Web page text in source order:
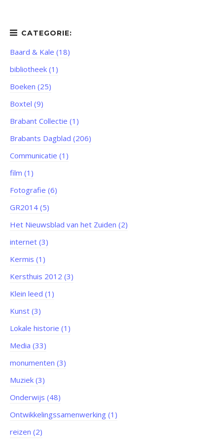
Baard & Kale (18)
bibliotheek (1)
Boeken (25)
Boxtel (9)
Brabant Collectie (1)
Brabants Dagblad (206)
Communicatie (1)
film (1)
Fotografie (6)
GR2014 (5)
Het Nieuwsblad van het Zuiden (2)
internet (3)
Kermis (1)
Kersthuis 2012 (3)
Klein leed (1)
Kunst (3)
Lokale historie (1)
Media (33)
monumenten (3)
Muziek (3)
Onderwijs (48)
Ontwikkelingssamenwerking (1)
reizen (2)